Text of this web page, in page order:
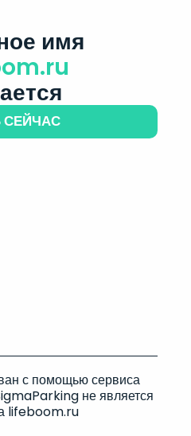
имя
СЕЙЧАС
с помощью сервиса
не является
lifeboom.ru